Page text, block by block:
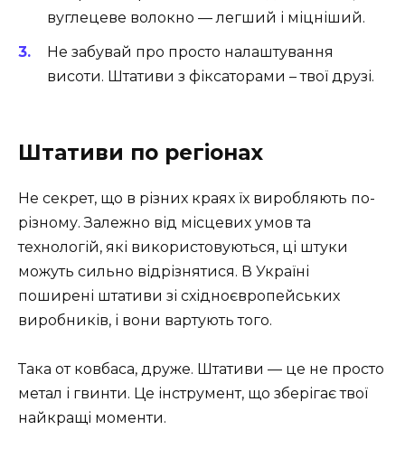
вуглецеве волокно — легший і міцніший.
Не забувай про просто налаштування
висоти. Штативи з фіксаторами – твої друзі.
Штативи по регіонах
Не секрет, що в різних краях їх виробляють по-
різному. Залежно від місцевих умов та
технологій, які використовуються, ці штуки
можуть сильно відрізнятися. В Україні
поширені штативи зі східноєвропейських
виробників, і вони вартують того.
Така от ковбаса, друже. Штативи — це не просто
метал і гвинти. Це інструмент, що зберігає твої
найкращі моменти.